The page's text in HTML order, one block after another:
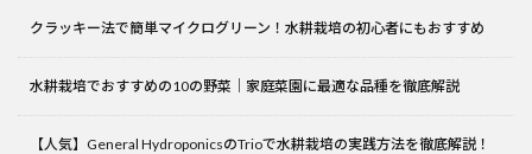
クラッキー法で簡単マイクログリーン！水耕栽培の初心者にもおすすめ
水耕栽培でおすすめの10の野菜｜家庭菜園に最適な品種を徹底解説
【人気】General HydroponicsのTrioで水耕栽培の実践方法を徹底解説！